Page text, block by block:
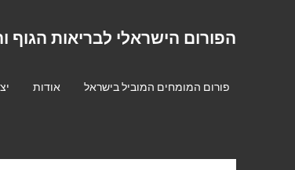
הפורום הישראלי לבריאות הגוף
פורום המומחים המוביל בישראל אודות